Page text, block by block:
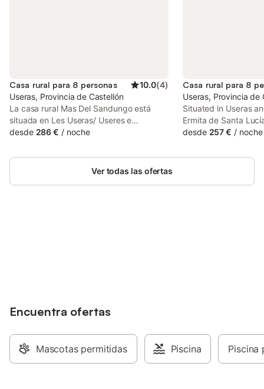
Casa rural para 8 personas 10.0(4)
Useras, Provincia de Castellón
La casa rural Mas Del Sandungo está
situada en Les Useras/ Useres e
impresiona a los huéspedes con bonitas
m² consta de una sala de estar con un
sofá cama para 2 personas, una cocina
disponible en la propiedad. Se permite un
fumar ni celebrar eventos. Se
proporcionan bicicletas. Esta propiedad
tiene directrices para ayudar a los
desde 286 € / noche
Casa rural para 8
Useras, Provincia de
Situated in Useras
Ermita de Santa
Rural Mas Halcón
free WiFi and free
desde 257 € / noche
Ver todas las ofertas
Encuentra ofertas
Mascotas permitidas Piscina Piscina